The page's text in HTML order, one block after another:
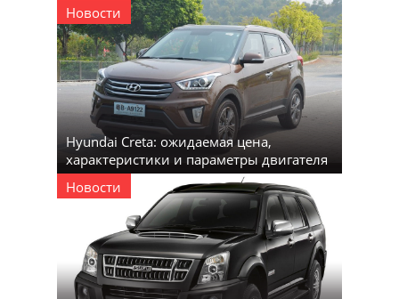
Новости
Hyundai Creta: ожидаемая цена,
характеристики и параметры двигателя
Новости